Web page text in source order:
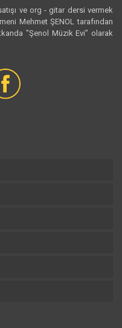
ve org - gitar dersi vermek
Mehmet ŞENOL tarafından
"Şenol Müzik Evi” olarak